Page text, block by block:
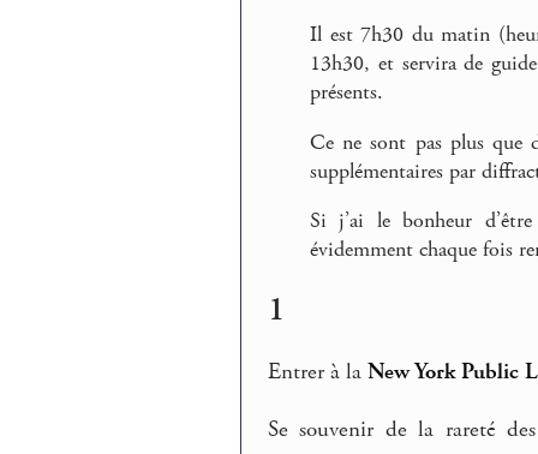
Il est 7h30 du matin
13h30, et servira de
présents.
Ce ne sont pas plus que
supplémentaires par
Si j’ai le bonheur
évidemment chaque fois
1
Entrer à laNew York Public
Se souvenir de la rareté